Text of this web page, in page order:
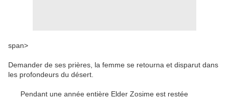
span>
Demander de ses prières la femme se retourna et disparut dans
les profondeurs du désert
Pendant une année entière Elder Zosime est restée